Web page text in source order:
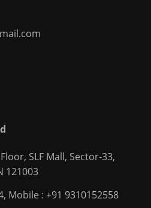
SLF Mall, Sector-33,
121003
Mobile : +91 9310152558